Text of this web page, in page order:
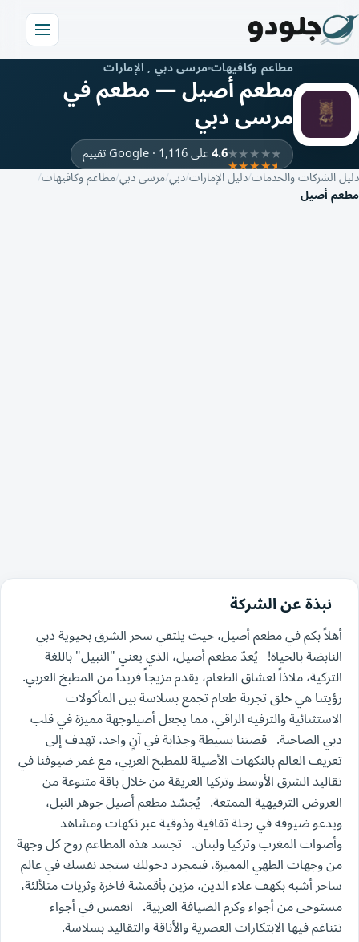
مطاعم وكافيهاتمرسى دبي , الإمارات
مطعم أصيل — مطعم في
مرسى دبي
4.6على Google · 1,116 تقييم
دليل الشركات والخدماتدليل الإماراتدبيمرسى دبيمطاعم وكافيهات
مطعم أصيل
نبذة عن الشركة
أهلاً بكم في مطعم أصيل، حيث يلتقي سحر الشرق بحيوية دبي
النابضة بالحياة! يُعدّ مطعم أصيل، الذي يعني "النبيل" باللغة
التركية، ملاذاً لعشاق الطعام، يقدم مزيجاً فريداً من المطبخ العربي.
رؤيتنا هي خلق تجربة طعام تجمع بسلاسة بين المأكولات
الاستثنائية والترفيه الراقي، مما يجعل أصيلوجهة مميزة في قلب
دبي الصاخبة. قصتنا بسيطة وجذابة في آنٍ واحد، تهدف إلى
تعريف العالم بالنكهات الأصيلة للمطبخ العربي، مع غمر ضيوفنا في
تقاليد الشرق الأوسط وتركيا العريقة من خلال باقة متنوعة من
العروض الترفيهية الممتعة. يُجسّد مطعم أصيل جوهر النبل،
ويدعو ضيوفه في رحلة ثقافية وذوقية عبر نكهات ومشاهد
وأصوات المغرب وتركيا ولبنان. تجسد هذه المطاعم روح كل وجهة
من وجهات الطهي المميزة، فبمجرد دخولك ستجد نفسك في عالم
ساحر أشبه بكهف علاء الدين، مزين بأقمشة فاخرة وثريات متلألئة،
مستوحى من أجواء وكرم الضيافة العربية. انغمس في أجواء
تتناغم فيها الابتكارات العصرية والأناقة والتقاليد بسلاسة.